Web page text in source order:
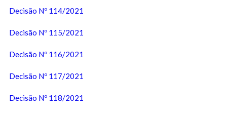
Decisão Nº 114/2021
Decisão Nº 115/2021
Decisão Nº 116/2021
Decisão Nº 117/2021
Decisão Nº 118/2021